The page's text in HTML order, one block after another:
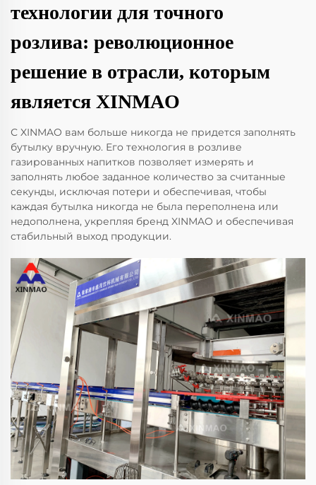
технологии для точного
розлива: революционное
решение в отрасли, которым
является XINMAO
С XINMAO вам больше никогда не придется заполнять
бутылку вручную. Его технология в розливе
газированных напитков позволяет измерять и
заполнять любое заданное количество за считанные
секунды, исключая потери и обеспечивая, чтобы
каждая бутылка никогда не была переполнена или
недополнена, укрепляя бренд XINMAO и обеспечивая
стабильный выход продукции.